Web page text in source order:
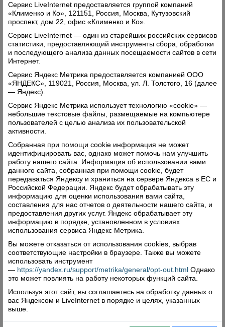
А есть ли площадь?
07.12.2018
Коммунисты выступили с инициативой присвоить
площади у районного Дома культуры имя вождя
пролетариата – Владимира Ленина.
Читать далее
Комментарии: 0 Просмотры: 1999
Сервис LiveInternet предоставляется группой компаний
«Клименко и Ко», 121151, Россия, Москва, Кутузовский
проспект, дом 22, офис «Клименко и Ко».
Сервис LiveInternet — один из старейших российских сервисов
статистики, предоставляющий инструменты сбора, обработки
и последующего анализа данных посещаемости сайтов в сети
Интернет.
Сервис Яндекс Метрика предоставляется компанией ООО
«ЯНДЕКС», 119021, Россия, Москва, ул. Л. Толстого, 16 (далее
— Яндекс).
Сервис Яндекс Метрика использует технологию «cookie» —
небольшие текстовые файлы, размещаемые на компьютере
пользователей с целью анализа их пользовательской
активности.
Собранная при помощи cookie информация не может
идентифицировать вас, однако может помочь нам улучшить
работу нашего сайта. Информация об использовании вами
данного сайта, собранная при помощи cookie, будет
передаваться Яндексу и храниться на сервере Яндекса в ЕС и
Российской Федерации. Яндекс будет обрабатывать эту
информацию для оценки использования вами сайта,
составления для нас отчетов о деятельности нашего сайта, и
предоставления других услуг. Яндекс обрабатывает эту
информацию в порядке, установленном в условиях
использования сервиса Яндекс Метрика.
Вы можете отказаться от использования cookies, выбрав
соответствующие настройки в браузере. Также вы можете
использовать инструмент
— https://yandex.ru/support/metrika/general/opt-out.html Однако
это может повлиять на работу некоторых функций сайта.
Используя этот сайт, вы соглашаетесь на обработку данных о
вас Яндексом и LiveInternet в порядке и целях, указанных
выше.